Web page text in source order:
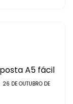
A5 fácil
26 DE OUTUBRO DE